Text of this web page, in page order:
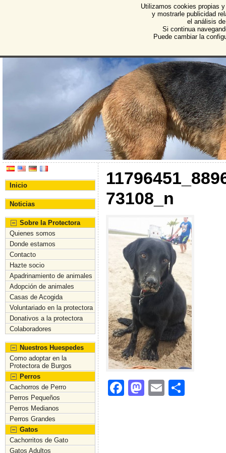
Protectora de Animales
Asociación Protectora de Animales y Plantas de
Inicio
Noticias
Sobre la Protectora
Quienes somos
Donde estamos
Contacto
Hazte socio
Apadrinamiento de animales
Adopción de animales
Casas de Acogida
Voluntariado en la protectora
Donativos a la protectora
Colaboradores
Nuestros Huespedes
Como adoptar en la
Protectora de Burgos
Perros
Cachorros de Perro
Perros Pequeños
Perros Medianos
Perros Grandes
Gatos
Cachorritos de Gato
Gatos Adultos
73108_n
F
M
E
Utilizamos cookies propias
y mostrarle publicidad
el análisis
Si continua
Puede cambiar la